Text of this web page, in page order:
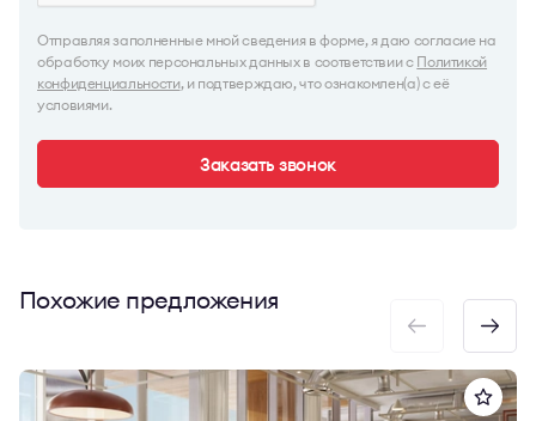
Отправляя заполненные мной сведения в форме, я даю согласие на
обработку моих персональных данных в соответствии с Политикой
конфиденциальности, и подтверждаю, что ознакомлен(а) с её
условиями.
Заказать звонок
Похожие предложения